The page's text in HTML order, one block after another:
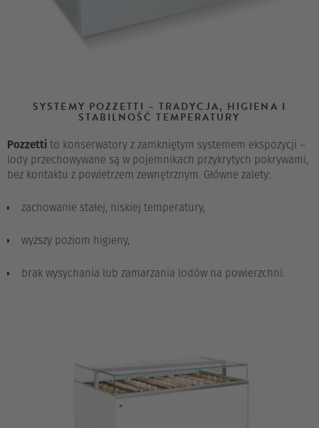
SYSTEMY POZZETTI – TRADYCJA, HIGIENA I
STABILNOŚĆ TEMPERATURY
Pozzettito konserwatory z zamkniętym systemem ekspozycji –
lody przechowywane są w pojemnikach przykrytych pokrywami,
bez kontaktu z powietrzem zewnętrznym. Główne zalety:
zachowanie stałej, niskiej temperatury,
wyższy poziom higieny,
brak wysychania lub zamarzania lodów na powierzchni.